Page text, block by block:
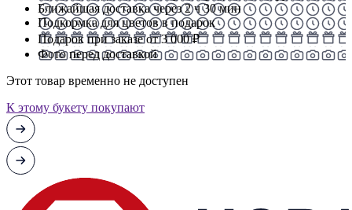
Ближайшая доставка через 2 ч 30 мин
Подкормка для цветов в подарок
Подарок при заказе от 3 000 ₽
Фото перед доставкой
Этот товар временно не доступен
К этому букету покупают